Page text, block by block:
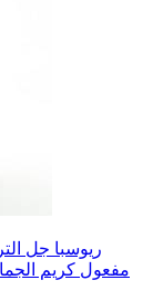
ريوسبا جل
مفعول كريم